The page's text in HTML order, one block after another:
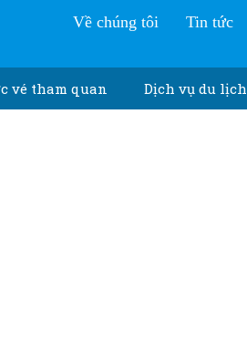
Về chúng tôi Tin tức
vé tham quan Dịch vụ du lịch